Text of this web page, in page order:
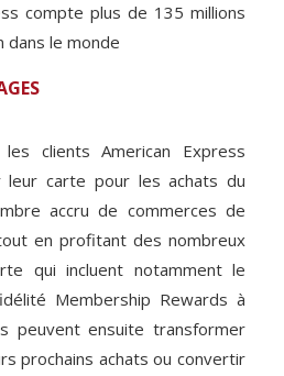
compte plus de 135 millions
dans le monde
clients American Express
leur carte pour les achats du
accru de commerces de
en profitant des nombreux
qui incluent notamment le
Membership Rewards à
peuvent ensuite transformer
prochains achats ou convertir